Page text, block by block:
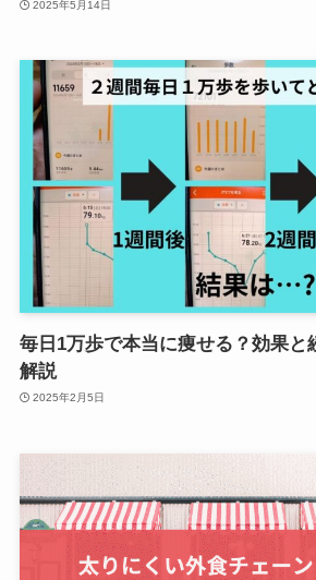
2025年5月14日
毎日1万歩で本当に痩せる？効果と
解説
2025年2月5日